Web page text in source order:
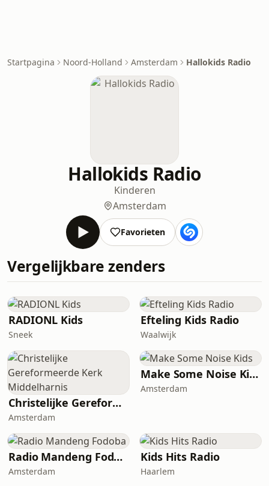
Startpagina Noord-Holland Amsterdam Hallokids Radio
Hallokids Radio
Kinderen
Amsterdam
Favorieten
Vergelijkbare zenders
RADIONL Kids
Sneek
Efteling Kids Radio
Waalwijk
Christelijke Gereformeerde Kerk Middelharnis
Amsterdam
Make Some Noise Kids
Amsterdam
Radio Mandeng Fodoba
Amsterdam
Kids Hits Radio
Haarlem